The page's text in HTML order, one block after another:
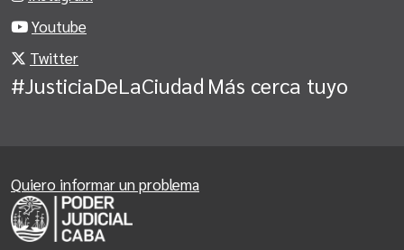
Youtube
Twitter
#JusticiaDeLaCiudad Más cerca tuyo
Quiero informar un problema